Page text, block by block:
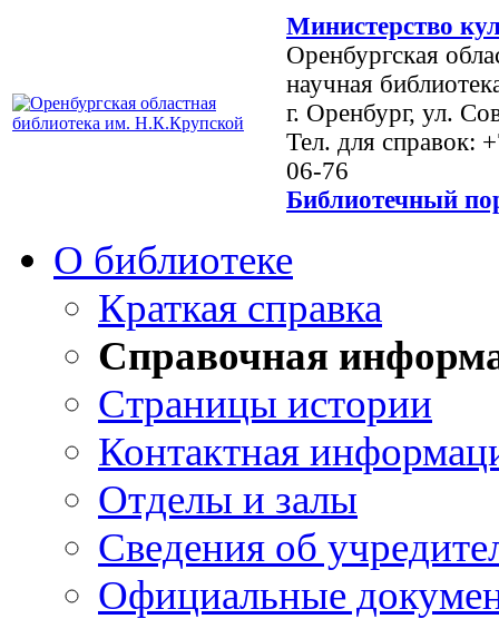
Министерство
Оренбургская
научная
г. Оренбург, ул.
Тел. для справок:
06-76
Библиотечный
О библиотеке
Краткая справка
Справочная
Страницы истории
Контактная
Отделы и залы
Сведения об
Официальные